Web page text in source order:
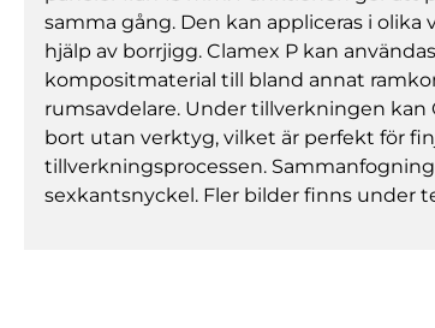
samma gång. Den kan appliceras i
hjälp av borrjigg. Clamex P kan
kompositmaterial till bland annat
rumsavdelare. Under tillverkningen
bort utan verktyg, vilket är perfekt för
tillverkningsprocessen.
sexkantsnyckel. Fler bilder finns under